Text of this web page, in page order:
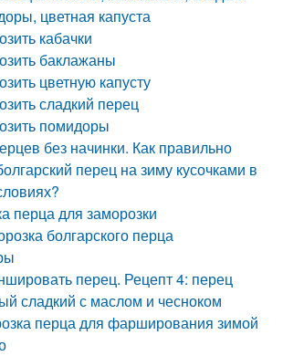
цветная капуста
кабачки
баклажаны
цветную капусту
сладкий перец
помидоры
без начинки. Как правильно
перец на зиму кусочками в
перца для заморозки
болгарского перца
перец. Рецепт 4: перец
сладкий с маслом и чесноком
перца для фарширования зимой